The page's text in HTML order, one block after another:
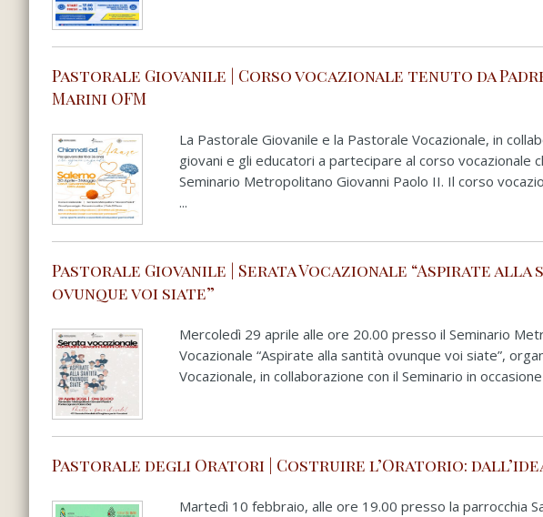
Pastorale Giovanile | Corso vocazionale tenuto da
Marini OFM
La Pastorale Giovanile e la Pastorale Vocazionale, in
giovani e gli educatori a partecipare al corso vocazionale
Seminario Metropolitano Giovanni Paolo II. Il corso
...
Pastorale Giovanile | Serata Vocazionale “Aspirate alla
ovunque voi siate”
Mercoledì 29 aprile alle ore 20.00 presso il Seminario
Vocazionale “Aspirate alla santità ovunque voi siate”,
Vocazionale, in collaborazione con il Seminario in
Pastorale degli Oratori | Costruire l’Oratorio:
Martedì 10 febbraio, alle ore 19.00 presso la parrocchia